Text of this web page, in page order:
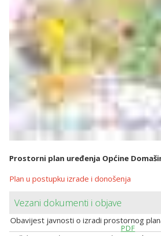
Prostorni plan uređenja Općine
Plan u postupku izrade i donošenja
Vezani dokumenti i objave
Obavijest javnosti o izradi prostornog
PDF